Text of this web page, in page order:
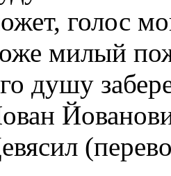
голос
милый
душу